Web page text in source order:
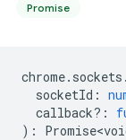
Promise
chrome. sockets .
socketId :
callback? :
) :